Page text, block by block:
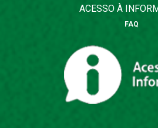
ACESSO À
FAQ